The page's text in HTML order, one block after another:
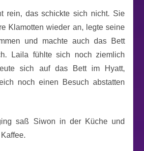
rein, das schickte sich nicht. Sie
Klamotten wieder an, legte seine
und machte auch das Bett
Laila fühlte sich noch ziemlich
sich auf das Bett im Hyatt,
noch einen Besuch abstatten
saß Siwon in der Küche und